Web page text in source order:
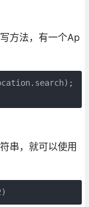
方法，有一个Ap
串，就可以使用